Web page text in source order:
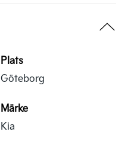
Plats
Göteborg
Märke
Kia